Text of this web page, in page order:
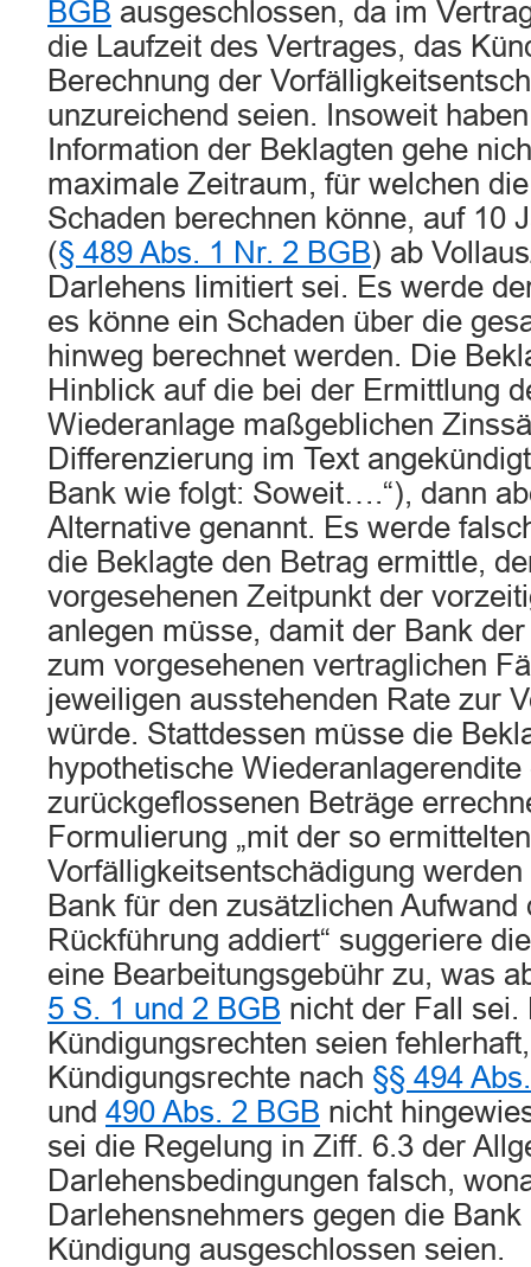
BGB ausgeschlossen, da im
die Laufzeit des Vertrages, das
Berechnung der
unzureichend seien. Insoweit
Information der Beklagten gehe
maximale Zeitraum, für welchen
Schaden berechnen könne, auf 10
(§ 489 Abs. 1 Nr. 2 BGB) ab
Darlehens limitiert sei. Es werde
es könne ein Schaden über die
hinweg berechnet werden. Die
Hinblick auf die bei der Ermittlung
Wiederanlage maßgeblichen
Differenzierung im Text
Bank wie folgt: Soweit….“), dann
Alternative genannt. Es werde
die Beklagte den Betrag ermittle,
vorgesehenen Zeitpunkt der
anlegen müsse, damit der Bank
zum vorgesehenen vertraglichen
jeweiligen ausstehenden Rate zur
würde. Stattdessen müsse die
hypothetische
zurückgeflossenen Beträge
Formulierung „mit der so ermittelten
Vorfälligkeitsentschädigung
Bank für den zusätzlichen
Rückführung addiert“ suggeriere
eine Bearbeitungsgebühr zu, was
5 S. 1 und 2 BGB nicht der Fall sei.
Kündigungsrechten seien
Kündigungsrechte nach §§ 494
und 490 Abs. 2 BGB nicht
sei die Regelung in Ziff. 6.3 der
Darlehensbedingungen falsch,
Darlehensnehmers gegen die
Kündigung ausgeschlossen seien.